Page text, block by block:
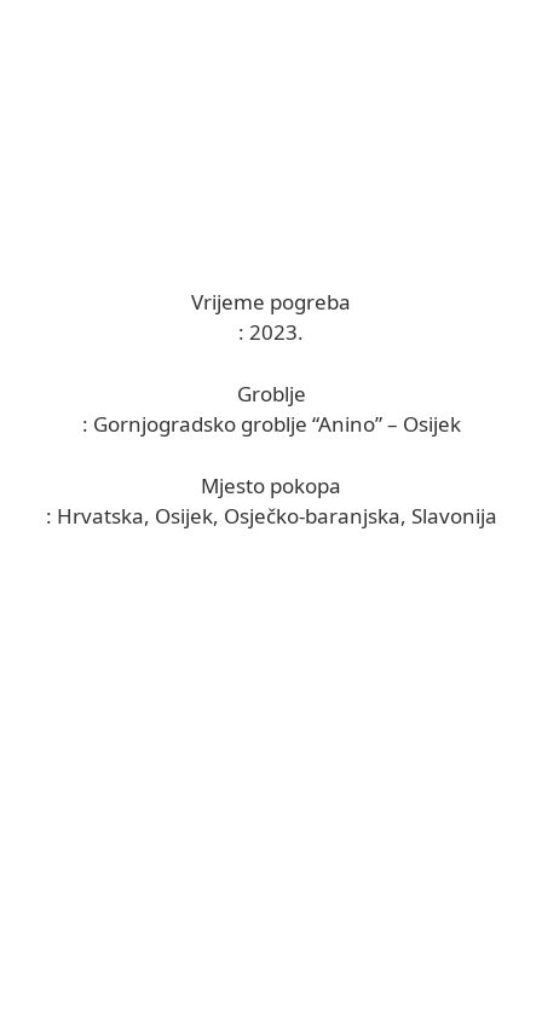
Vrijeme pogreba
: 2023.
Groblje
: Gornjogradsko groblje “Anino” – Osijek
Mjesto pokopa
: Hrvatska, Osijek, Osječko-baranjska, Slavonija